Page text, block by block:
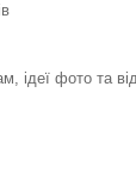
ідеї фото та